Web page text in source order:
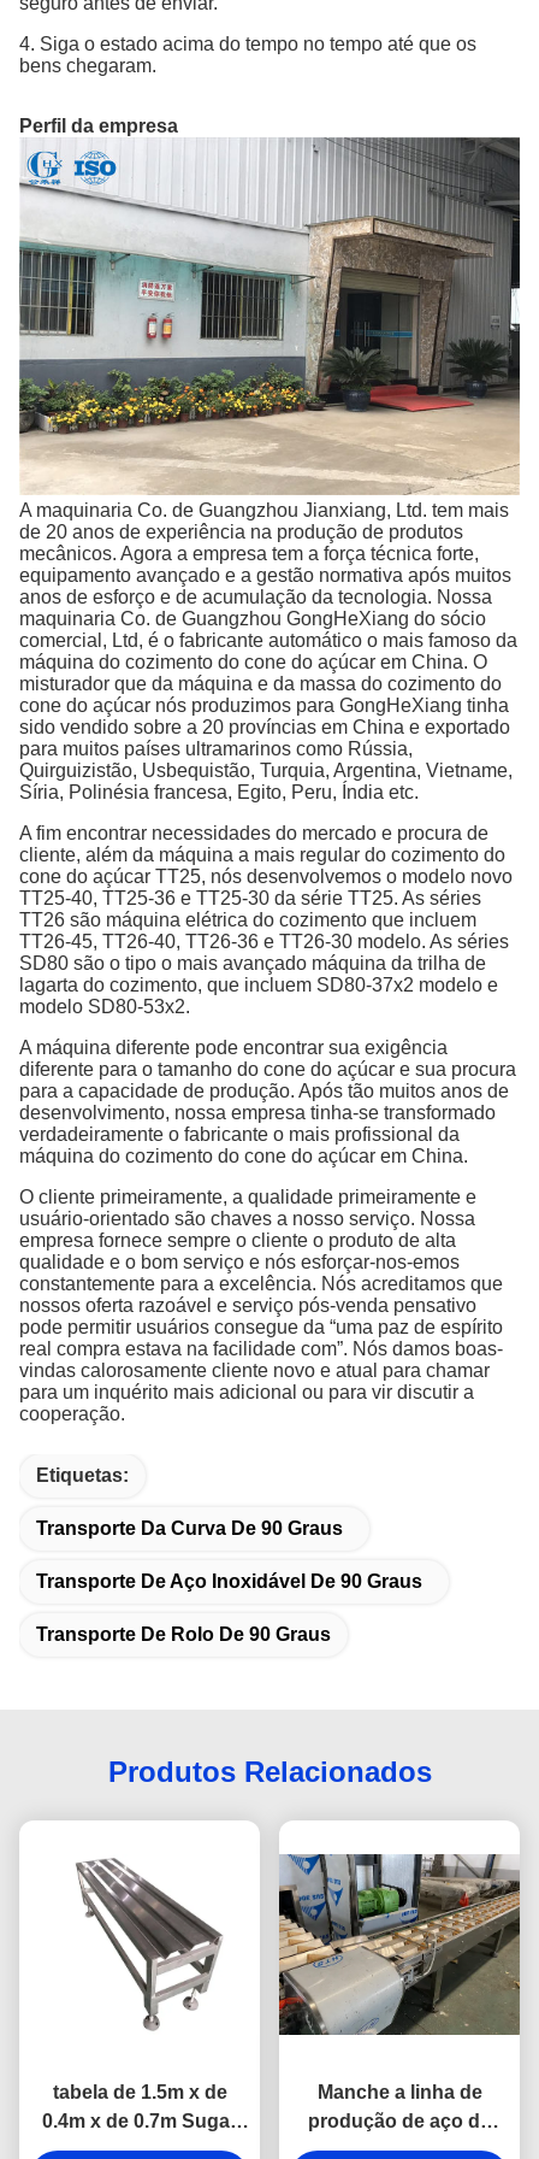
4. Siga o estado acima do tempo no tempo até que os
bens chegaram.
Perfil da empresa
A maquinaria Co. de Guangzhou Jianxiang, Ltd. tem mais
de 20 anos de experiência na produção de produtos
mecânicos. Agora a empresa tem a força técnica forte,
equipamento avançado e a gestão normativa após muitos
anos de esforço e de acumulação da tecnologia. Nossa
maquinaria Co. de Guangzhou GongHeXiang do sócio
comercial, Ltd, é o fabricante automático o mais famoso da
máquina do cozimento do cone do açúcar em China. O
misturador que da máquina e da massa do cozimento do
cone do açúcar nós produzimos para GongHeXiang tinha
sido vendido sobre a 20 províncias em China e exportado
para muitos países ultramarinos como Rússia,
Quirguizistão, Usbequistão, Turquia, Argentina, Vietname,
Síria, Polinésia francesa, Egito, Peru, Índia etc.
A fim encontrar necessidades do mercado e procura de
cliente, além da máquina a mais regular do cozimento do
cone do açúcar TT25, nós desenvolvemos o modelo novo
TT25-40, TT25-36 e TT25-30 da série TT25. As séries
TT26 são máquina elétrica do cozimento que incluem
TT26-45, TT26-40, TT26-36 e TT26-30 modelo. As séries
SD80 são o tipo o mais avançado máquina da trilha de
lagarta do cozimento, que incluem SD80-37x2 modelo e
modelo SD80-53x2.
A máquina diferente pode encontrar sua exigência
diferente para o tamanho do cone do açúcar e sua procura
para a capacidade de produção. Após tão muitos anos de
desenvolvimento, nossa empresa tinha-se transformado
verdadeiramente o fabricante o mais profissional da
máquina do cozimento do cone do açúcar em China.
O cliente primeiramente, a qualidade primeiramente e
usuário-orientado são chaves a nosso serviço. Nossa
empresa fornece sempre o cliente o produto de alta
qualidade e o bom serviço e nós esforçar-nos-emos
constantemente para a excelência. Nós acreditamos que
nossos oferta razoável e serviço pós-venda pensativo
pode permitir usuários consegue da “uma paz de espírito
real compra estava na facilidade com”. Nós damos boas-
vindas calorosamente cliente novo e atual para chamar
para um inquérito mais adicional ou para vir discutir a
cooperação.
Etiquetas:
Transporte Da Curva De 90 Graus
Transporte De Aço Inoxidável De 90 Graus
Transporte De Rolo De 90 Graus
Produtos Relacionados
tabela de 1.5m x de
0.4m x de 0.7m Sugar
Cone Baking Machine
Manche a linha de
produção de aço do
cone de gelado do